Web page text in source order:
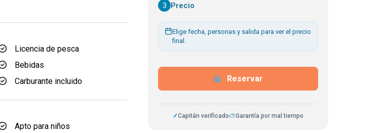
Licencia de pesca
Bebidas
Carburante incluido
Apto para niños
3 Precio
Elige fecha, personas y salida para ver el precio
final.
Reservar
✓Capitán verificado⛅Garantía por mal tiempo